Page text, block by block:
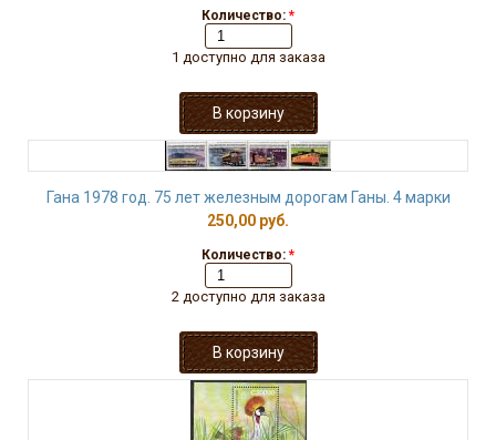
Количество: *
1 доступно для заказа
Гана 1978 год. 75 лет железным дорогам Ганы. 4 марки
250,00 руб.
Количество: *
2 доступно для заказа